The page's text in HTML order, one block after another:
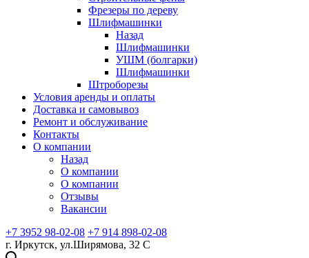
Фрезеры по дереву
Шлифмашинки
Назад
Шлифмашинки
УШМ (болгарки)
Шлифмашинки
Штроборезы
Условия аренды и оплаты
Доставка и самовывоз
Ремонт и обслуживание
Контакты
О компании
Назад
О компании
О компании
Отзывы
Вакансии
+7 3952 98-02-08 +7 914 898-02-08
г. Иркутск, ул.Ширямова, 32 С